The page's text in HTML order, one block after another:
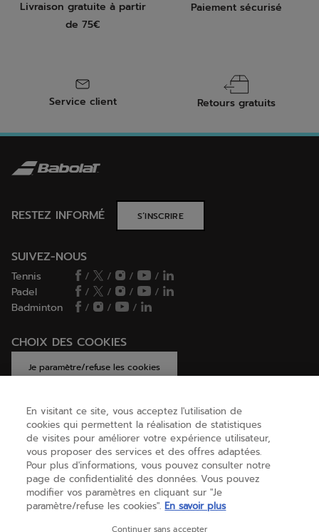
Livraison gratuite à partir
de 75€
Paiement sécurisé
Service client Retours gratuits
RESTEZ INFORMÉ S’INSCRIRE
SUIVEZ-NOUS
Tennis / / /
/
Padel
/ / /
/
Badminton
/ / /
CHOIX DES COOKIES
Je paramètre/refuse les cookies
AIDE
A PROPOS
(français)
En visitant ce site, vous acceptez l'utilisation de
cookies qui permettent la réalisation de statistiques
de visites pour améliorer votre expérience utilisateur,
vous proposer des services et des offres adaptées.
Pour plus d'informations, vous pouvez consulter notre
page de confidentialité des données. Vous pouvez
modifier vos paramètres en cliquant sur "Je
paramètre/refuse les cookies". En savoir plus
Continuer sans accepter